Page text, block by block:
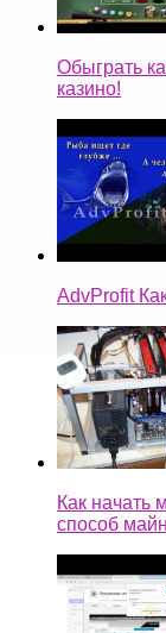
Обыграть
казино!
AdvProfit
Как начать
способ